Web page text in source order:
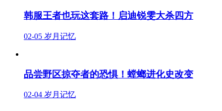
韩服王者也玩这套路！启迪锐雯大杀四方
02-05 岁月记忆
品尝野区掠夺者的恐惧！螳螂进化史改变
02-04 岁月记忆